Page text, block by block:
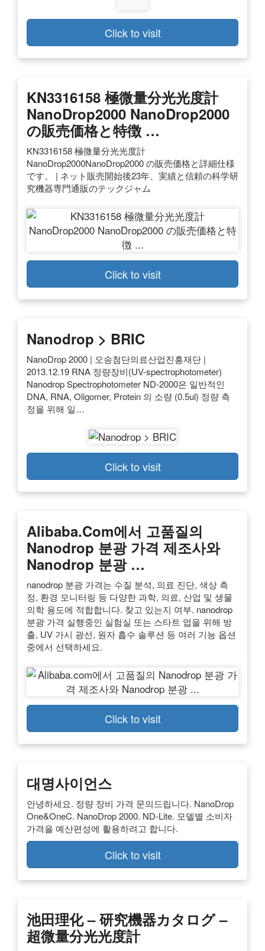
Click to visit
KN3316158 極微量分光光度計
NanoDrop2000 NanoDrop2000
の販売価格と特徴 …
KN3316158 極微量分光光度計
NanoDrop2000NanoDrop2000 の販売価格と詳細仕様
です。 | ネット販売開始後23年、実績と信頼の科学研
究機器専門通販のテックジャム
Click to visit
Nanodrop > BRIC
NanoDrop 2000 | 오송첨단의료산업진흥재단 |
2013.12.19 RNA 정량장비(UV-spectrophotometer)
Nanodrop Spectrophotometer ND-2000은 일반적인
DNA, RNA, Oligomer, Protein 의 소량 (0.5ul) 정량 측
정을 위해 일…
Click to visit
Alibaba.com에서 고품질의
Nanodrop 분광 가격 제조사와
Nanodrop 분광 …
nanodrop 분광 가격는 수질 분석, 의료 진단, 색상 측
정, 환경 모니터링 등 다양한 과학, 의료, 산업 및 생물
의학 용도에 적합합니다. 찾고 있는지 여부. nanodrop
분광 가격 실행중인 실험실 또는 스타트 업을 위해 방
출, UV 가시 광선, 원자 흡수 솔루션 등 여러 기능 옵션
중에서 선택하세요.
Click to visit
대명사이언스
안녕하세요. 정량 장비 가격 문의드립니다. NanoDrop
One&OneC. NanoDrop 2000. ND-Lite. 모델별 소비자
가격을 예산편성에 활용하려고 합니다.
Click to visit
池田理化 – 研究機器カタログ –
超微量分光光度計